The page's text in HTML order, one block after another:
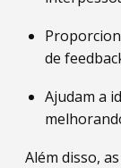
de
Ajudam a
Além disso,